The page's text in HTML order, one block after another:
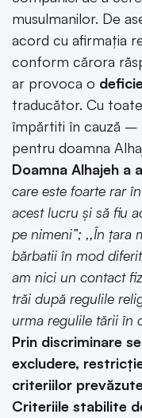
musulmanilor. De
acord cu afirmația
conform cărora
ar provoca o
traducător. Cu
împărtiti în cauză –
pentru doamna
Doamna Alhajeh a
care este foarte rar
acest lucru și să fiu
pe nimeni”; ,,În țara
bărbatii în mod
am nici un contact
trăi după regulile
urma regulile tării în
Prin discriminare
excludere,
criteriilor
Criteriile stabilite